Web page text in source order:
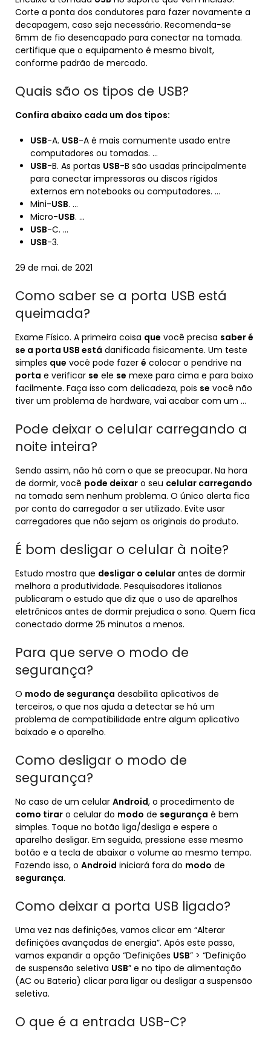
Corte a ponta dos condutores para fazer novamente a
decapagem, caso seja necessário. Recomenda-se
6mm de fio desencapado para conectar na tomada.
certifique que o equipamento é mesmo bivolt,
conforme padrão de mercado.
Quais são os tipos de USB?
Confira abaixo cada um dos tipos:
USB-A. USB-A é mais comumente usado entre
computadores ou tomadas. …
USB-B. As portas USB-B são usadas principalmente
para conectar impressoras ou discos rígidos
externos em notebooks ou computadores. …
Mini-USB. …
Micro-USB. …
USB-C. …
USB-3.
29 de mai. de 2021
Como saber se a porta USB está
queimada?
Exame Físico. A primeira coisa que você precisa saber é
se a porta USB está danificada fisicamente. Um teste
simples que você pode fazer é colocar o pendrive na
porta e verificar se ele se mexe para cima e para baixo
facilmente. Faça isso com delicadeza, pois se você não
tiver um problema de hardware, vai acabar com um …
Pode deixar o celular carregando a
noite inteira?
Sendo assim, não há com o que se preocupar. Na hora
de dormir, você pode deixar o seu celular carregando
na tomada sem nenhum problema. O único alerta fica
por conta do carregador a ser utilizado. Evite usar
carregadores que não sejam os originais do produto.
É bom desligar o celular à noite?
Estudo mostra que desligar o celular antes de dormir
melhora a produtividade. Pesquisadores italianos
publicaram o estudo que diz que o uso de aparelhos
eletrônicos antes de dormir prejudica o sono. Quem fica
conectado dorme 25 minutos a menos.
Para que serve o modo de
segurança?
O modo de segurança desabilita aplicativos de
terceiros, o que nos ajuda a detectar se há um
problema de compatibilidade entre algum aplicativo
baixado e o aparelho.
Como desligar o modo de
segurança?
No caso de um celular Android, o procedimento de
como tirar o celular do modo de segurança é bem
simples. Toque no botão liga/desliga e espere o
aparelho desligar. Em seguida, pressione esse mesmo
botão e a tecla de abaixar o volume ao mesmo tempo.
Fazendo isso, o Android iniciará fora do modo de
segurança.
Como deixar a porta USB ligado?
Uma vez nas definições, vamos clicar em “Alterar
definições avançadas de energia”. Após este passo,
vamos expandir a opção “Definições USB” > “Definição
de suspensão seletiva USB” e no tipo de alimentação
(AC ou Bateria) clicar para ligar ou desligar a suspensão
seletiva.
O que é a entrada USB-C?